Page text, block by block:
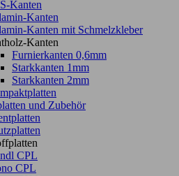
Kanten
Kanten
Kanten mit Schmelzkleber
Kanten
Furnierkanten 0,6mm
Starkkanten 1mm
Starkkanten 2mm
und Zubehör
CPL
CPL